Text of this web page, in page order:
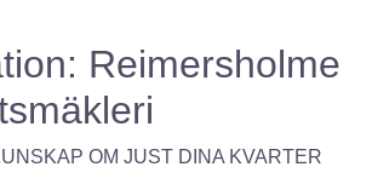
Reimersholme
OM JUST DINA KVARTER